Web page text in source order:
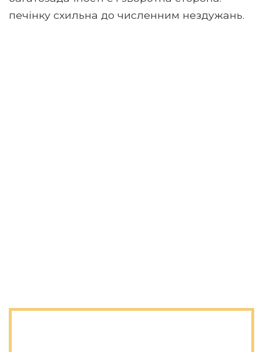
печінку схильна до численним нездужань.